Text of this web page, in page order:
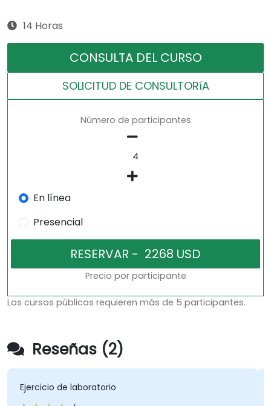
14 Horas
CONSULTA DEL CURSO
SOLICITUD DE CONSULTORíA
Número de participantes
En línea
Presencial
Precio por participante
Los cursos públicos requieren más de 5 participantes.
Reseñas (2)
Ejercicio de laboratorio